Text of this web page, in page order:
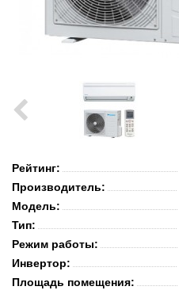
Рейтинг:
Производитель:
Модель:
Тип:
Режим работы:
Инвертор:
Площадь помещения: